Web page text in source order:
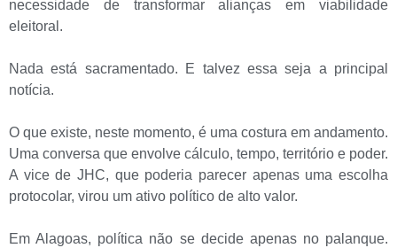
necessidade de transformar alianças em viabilidade
eleitoral.
Nada está sacramentado. E talvez essa seja a principal
notícia.
O que existe, neste momento, é uma costura em andamento.
Uma conversa que envolve cálculo, tempo, território e poder.
A vice de JHC, que poderia parecer apenas uma escolha
protocolar, virou um ativo político de alto valor.
Em Alagoas, política não se decide apenas no palanque.